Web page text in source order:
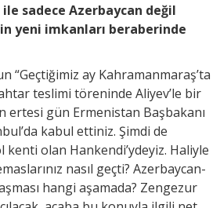
sadece Azerbaycan değil
yeni imkanları beraberinde
“Geçtiğimiz ay Kahramanmaraş’ta
teslimi töreninde Aliyev’le bir
ertesi gün Ermenistan Başbakanı
kabul ettiniz. Şimdi de
kenti olan Hankendi’ydeyiz. Haliyle
nasıl geçti? Azerbaycan-
hangi aşamada? Zengezur